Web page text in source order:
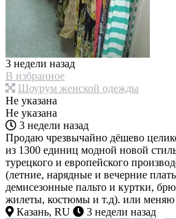
3 недели назад
В избранное
Шоурум женской одежды
Не указана
Не указана
3 недели назад
Продаю чрезвычайно дёшево
из 1300 единиц модной новой
турецкого и европейского
(летние, нарядные и вечерние
демисезонные пальто и куртки,
жилеты, костюмы и т.д). или меняю
Казань, RU
3 недели назад